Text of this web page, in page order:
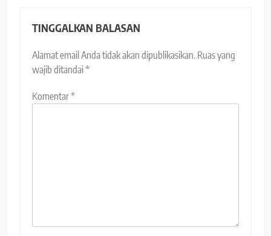
TINGGALKAN BALASAN
Alamat email Anda tidak akan dipublikasikan. Ruas yang
wajib ditandai*
Komentar*